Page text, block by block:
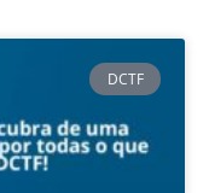
DCTF